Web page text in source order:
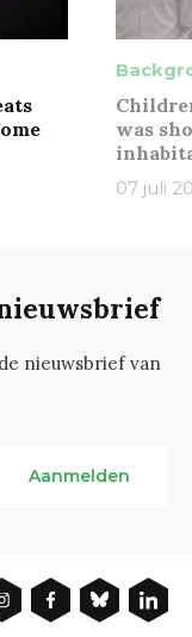
was
07 juli
nieuwsbrief van
Aanmelden